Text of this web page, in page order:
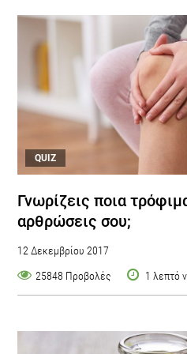
QUIZ
Γνωρίζεις ποια
αρθρώσεις σου;
12 Δεκεμβρίου 2017
25848 Προβολές
1 λεπτό